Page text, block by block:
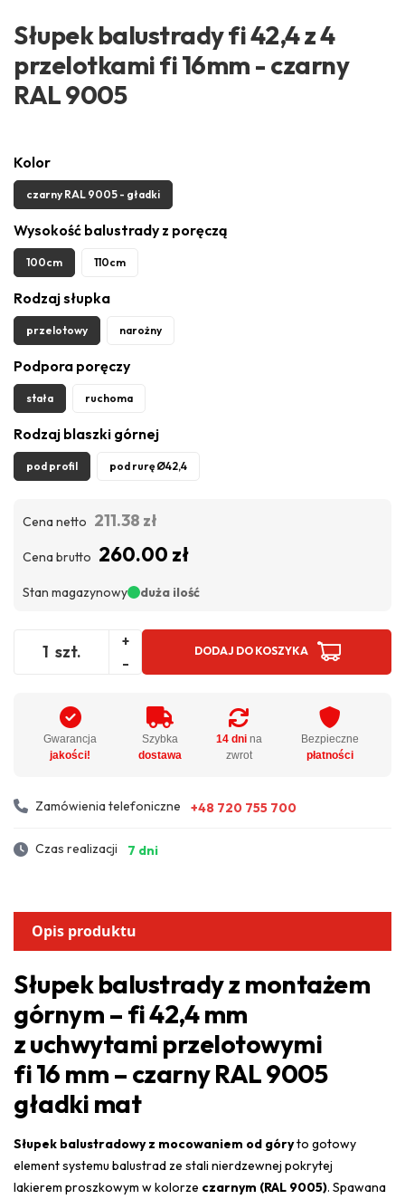
Słupek balustrady fi 42,4 z 4
przelotkami fi 16mm - czarny
RAL 9005
Kolor
czarny RAL 9005 - gładki
Wysokość balustrady z poręczą
100cm 110cm
Rodzaj słupka
przelotowy narożny
Podpora poręczy
stała ruchoma
Rodzaj blaszki górnej
pod profil pod rurę Ø42,4
Cena netto 211.38 zł
Cena brutto 260.00 zł
Stan magazynowy duża ilość
szt.
+
-
DODAJ DO KOSZYKA
Gwarancja
jakości!
Szybka
dostawa
14 dnina
zwrot
Bezpieczne
płatności
Zamówienia telefoniczne +48 720 755 700
Czas realizacji 7 dni
Opis produktu
Słupek balustrady z montażem
górnym – fi 42,4 mm
z uchwytami przelotowymi
fi 16 mm – czarny RAL 9005
gładki mat
Słupek balustradowy z mocowaniem od góryto gotowy
element systemu balustrad ze stali nierdzewnej pokrytej
lakierem proszkowym w kolorze czarnym (RAL 9005). Spawana